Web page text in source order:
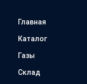
Главная
Каталог
Газы
Склад